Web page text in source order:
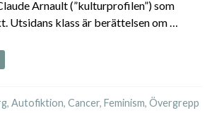
Arnault (”kulturprofilen”) som
Utsidans klass är berättelsen om …
, Autofiktion, Cancer, Feminism, Övergrepp